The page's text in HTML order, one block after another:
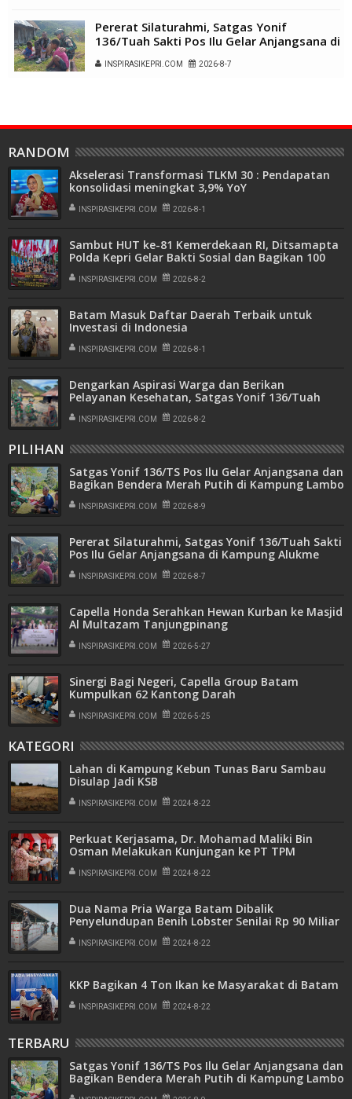
Pererat Silaturahmi, Satgas Yonif
136/Tuah Sakti Pos Ilu Gelar Anjangsana di
Kampung Alukme
INSPIRASIKEPRI.COM 2026-8-7
RANDOM
Akselerasi Transformasi TLKM 30 : Pendapatan
konsolidasi meningkat 3,9% YoY
INSPIRASIKEPRI.COM 2026-8-1
Sambut HUT ke-81 Kemerdekaan RI, Ditsamapta
Polda Kepri Gelar Bakti Sosial dan Bagikan 100
Bendera Merah Putih
INSPIRASIKEPRI.COM 2026-8-2
Batam Masuk Daftar Daerah Terbaik untuk
Investasi di Indonesia
INSPIRASIKEPRI.COM 2026-8-1
Dengarkan Aspirasi Warga dan Berikan
Pelayanan Kesehatan, Satgas Yonif 136/Tuah
Sakti Gelar Patroli Simpatik di Kampung Wineri
INSPIRASIKEPRI.COM 2026-8-2
PILIHAN
Satgas Yonif 136/TS Pos Ilu Gelar Anjangsana dan
Bagikan Bendera Merah Putih di Kampung Lambo
INSPIRASIKEPRI.COM 2026-8-9
Pererat Silaturahmi, Satgas Yonif 136/Tuah Sakti
Pos Ilu Gelar Anjangsana di Kampung Alukme
INSPIRASIKEPRI.COM 2026-8-7
Capella Honda Serahkan Hewan Kurban ke Masjid
Al Multazam Tanjungpinang
INSPIRASIKEPRI.COM 2026-5-27
Sinergi Bagi Negeri, Capella Group Batam
Kumpulkan 62 Kantong Darah
INSPIRASIKEPRI.COM 2026-5-25
KATEGORI
Lahan di Kampung Kebun Tunas Baru Sambau
Disulap Jadi KSB
INSPIRASIKEPRI.COM 2024-8-22
Perkuat Kerjasama, Dr. Mohamad Maliki Bin
Osman Melakukan Kunjungan ke PT TPM
Kawasan Industri Panbil Tembesi
INSPIRASIKEPRI.COM 2024-8-22
Dua Nama Pria Warga Batam Dibalik
Penyelundupan Benih Lobster Senilai Rp 90 Miliar
Mencuat, AHI Disebut-sebut Sebagai Pemilik
INSPIRASIKEPRI.COM 2024-8-22
KKP Bagikan 4 Ton Ikan ke Masyarakat di Batam
INSPIRASIKEPRI.COM 2024-8-22
TERBARU
Satgas Yonif 136/TS Pos Ilu Gelar Anjangsana dan
Bagikan Bendera Merah Putih di Kampung Lambo